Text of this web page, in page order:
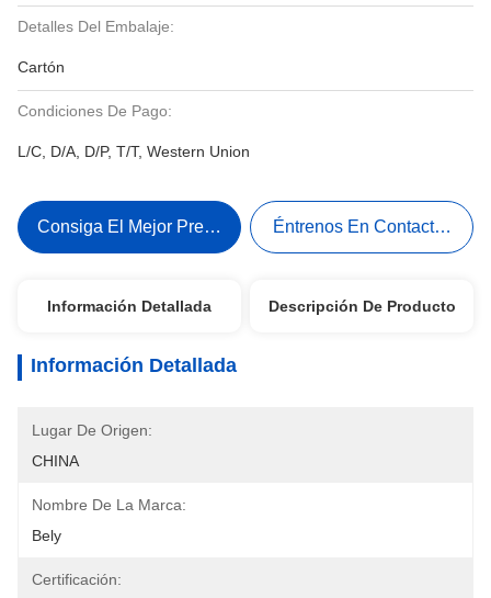
Detalles Del Embalaje:
Cartón
Condiciones De Pago:
L/C, D/A, D/P, T/T, Western Union
Consiga El Mejor Precio Éntrenos En Contacto Con
Información Detallada Descripción De Producto
Información Detallada
Lugar De Origen:
CHINA
Nombre De La Marca:
Bely
Certificación: